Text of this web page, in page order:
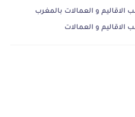
الاقاليم و العمالات بالمغرب
الاقاليم و العمالات